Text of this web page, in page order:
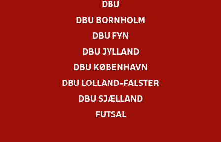
DBU
DBU BORNHOLM
DBU FYN
DBU JYLLAND
DBU KØBENHAVN
DBU LOLLAND-FALSTER
DBU SJÆLLAND
FUTSAL